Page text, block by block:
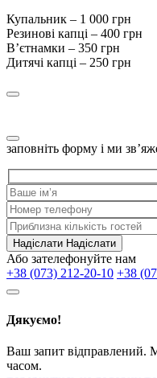
Купальник – 1 000 грн
Резинові капці – 400 грн
Вʼєтнамки – 350 грн
Дитячі капці – 250 грн
заповніть форму і ми
Надіслати Надіслати
Або зателефонуйте нам
+38 (073) 212-20-10 +38
Дякуємо!
Ваш запит
часом.